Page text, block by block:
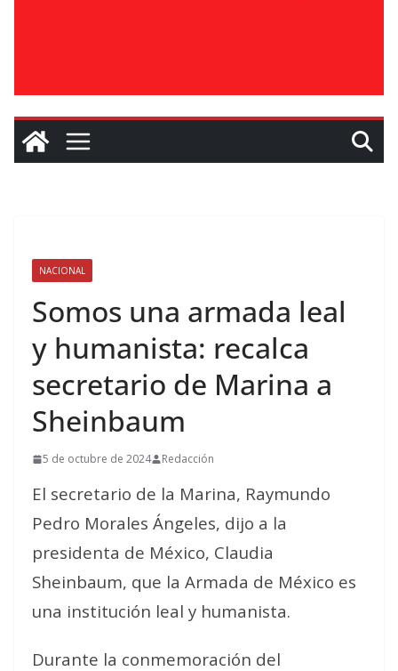
NACIONAL
Somos una armada leal
y humanista: recalca
secretario de Marina a
Sheinbaum
5 de octubre de 2024 Redacción
El secretario de la Marina, Raymundo
Pedro Morales Ángeles, dijo a la
presidenta de México, Claudia
Sheinbaum, que la Armada de México es
una institución leal y humanista.
Durante la conmemoración del